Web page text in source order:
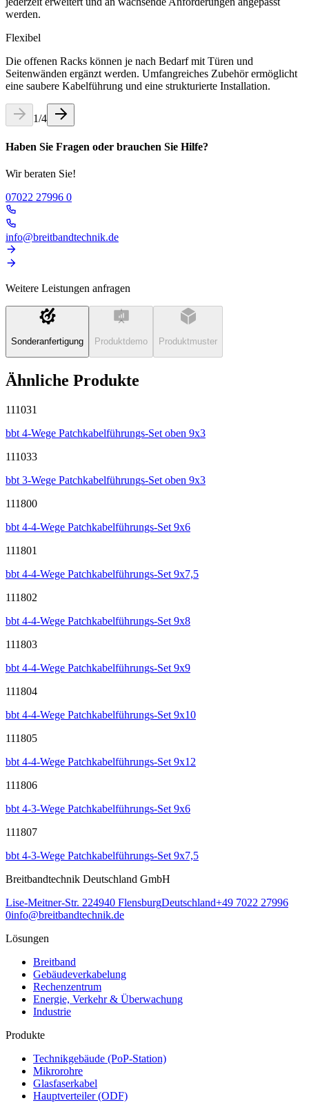
werden.
Flexibel
Die offenen Racks können je nach Bedarf mit Türen und
Seitenwänden ergänzt werden. Umfangreiches Zubehör ermöglicht
eine saubere Kabelführung und eine strukturierte Installation.
1/4
Haben Sie Fragen oder brauchen Sie Hilfe?
Wir beraten Sie!
07022 27996 0
info@breitbandtechnik.de
Weitere Leistungen anfragen
Sonderanfertigung Produktdemo Produktmuster
Ähnliche Produkte
111031
bbt 4-Wege Patchkabelführungs-Set oben 9x3
111033
bbt 3-Wege Patchkabelführungs-Set oben 9x3
111800
bbt 4-4-Wege Patchkabelführungs-Set 9x6
111801
bbt 4-4-Wege Patchkabelführungs-Set 9x7,5
111802
bbt 4-4-Wege Patchkabelführungs-Set 9x8
111803
bbt 4-4-Wege Patchkabelführungs-Set 9x9
111804
bbt 4-4-Wege Patchkabelführungs-Set 9x10
111805
bbt 4-4-Wege Patchkabelführungs-Set 9x12
111806
bbt 4-3-Wege Patchkabelführungs-Set 9x6
111807
bbt 4-3-Wege Patchkabelführungs-Set 9x7,5
Breitbandtechnik Deutschland GmbH
Lise-Meitner-Str. 224940 FlensburgDeutschland+49 7022 27996
0info@breitbandtechnik.de
Lösungen
Breitband
Gebäudeverkabelung
Rechenzentrum
Energie, Verkehr & Überwachung
Industrie
Produkte
Technikgebäude (PoP-Station)
Mikrorohre
Glasfaserkabel
Hauptverteiler (ODF)